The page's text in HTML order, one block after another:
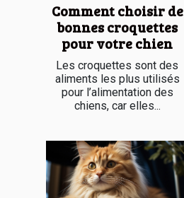
Comment choisir de
bonnes croquettes
pour votre chien
Les croquettes sont des
aliments les plus utilisés
pour l’alimentation des
chiens, car elles...